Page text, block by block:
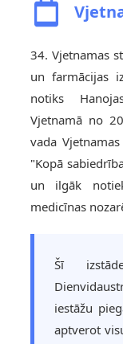
34. Vjetnamas
un farmācijas
notiks
Vjetnamā no
vada
"Kopā
un ilgāk
medicīnas
Šī
iestāžu
aptverot